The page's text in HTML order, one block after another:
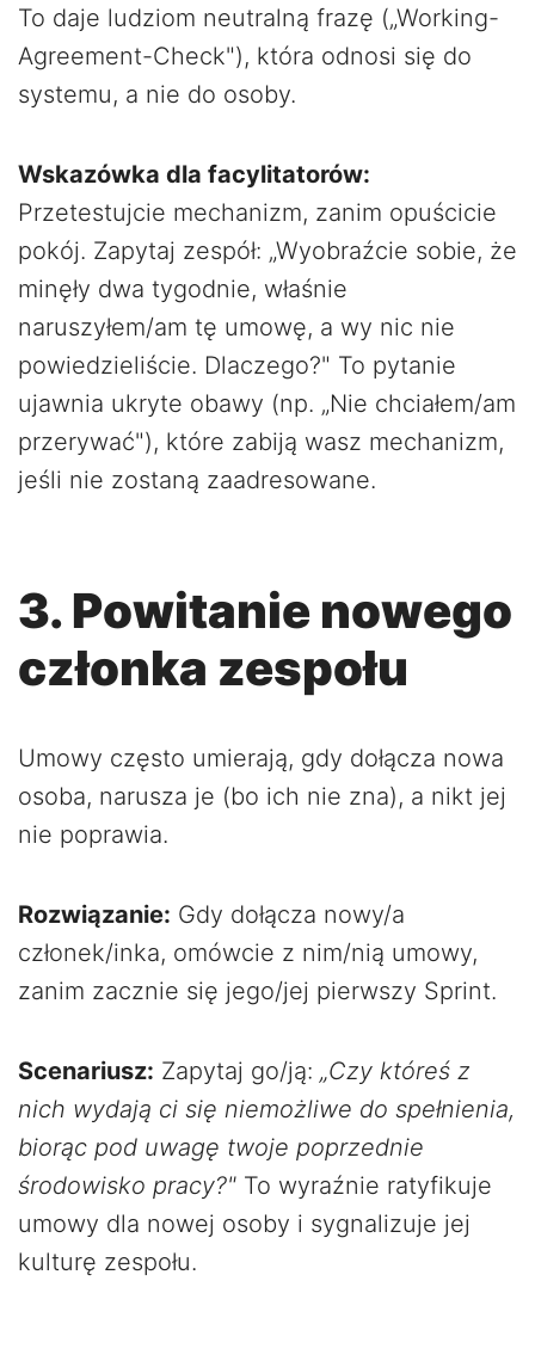
To daje ludziom neutralną frazę („Working-
Agreement-Check"), która odnosi się do
systemu, a nie do osoby.
Wskazówka dla facylitatorów:
Przetestujcie mechanizm, zanim opuścicie
pokój. Zapytaj zespół: „Wyobraźcie sobie, że
minęły dwa tygodnie, właśnie
naruszyłem/am tę umowę, a wy nic nie
powiedzieliście. Dlaczego?" To pytanie
ujawnia ukryte obawy (np. „Nie chciałem/am
przerywać"), które zabiją wasz mechanizm,
jeśli nie zostaną zaadresowane.
3. Powitanie nowego
członka zespołu
Umowy często umierają, gdy dołącza nowa
osoba, narusza je (bo ich nie zna), a nikt jej
nie poprawia.
Rozwiązanie: Gdy dołącza nowy/a
członek/inka, omówcie z nim/nią umowy,
zanim zacznie się jego/jej pierwszy Sprint.
Scenariusz: Zapytaj go/ją: „Czy któreś z
nich wydają ci się niemożliwe do spełnienia,
biorąc pod uwagę twoje poprzednie
środowisko pracy?" To wyraźnie ratyfikuje
umowy dla nowej osoby i sygnalizuje jej
kulturę zespołu.